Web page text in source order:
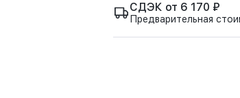
СДЭК от 6 170 ₽
Предварительная